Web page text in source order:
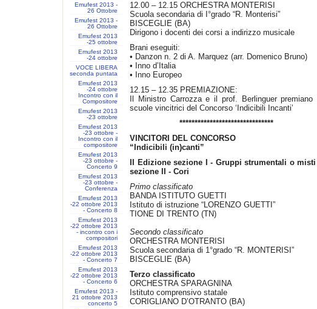
Emufest 2013 -
26 Ottobre
Emufest 2013 -
26 Ottobre
Emufest 2013
-25 ottobre
Emufest 2013
-24 ottobre
VOCE LIBERA
seconda puntata
Emufest 2013
-24 ottobre
Incontro con il
Compositore
Emufest 2013
-23 ottobre
Emufest 2013
-23 ottobre -
Incontro con il
compositore
Emufest 2013
-23 ottobre -
Concerto 9
Emufest 2013
-23 ottobre -
Conferenza
Emufest 2013
-22 ottobre 2013
- Concerto 8
Emufest 2013
-22 ottobre 2013
- incontro con i
compositori
Emufest 2013
-22 ottobre 2013
- Concerto 7
Emufest 2013
-22 ottobre 2013
- Concerto 6
Emufest 2013 -
21 ottobre 2013
concerto 5
12.00 – 12.15 ORCHESTRA MONTERISI
Scuola secondaria di I°grado “R. Monterisi”
BISCEGLIE (BA)
Dirigono i docenti dei corsi a indirizzo musicale
Brani eseguiti:
• Danzon n. 2 di A. Marquez (arr. Domenico Bruno)
• Inno d’Italia
• Inno Europeo
12.15 – 12.35 PREMIAZIONE:
Il Ministro Carrozza e il prof. Berlinguer premiano
scuole vincitrici del Concorso ‘Indicibili Incanti’
*******************************
VINCITORI DEL CONCORSO
“Indicibili (in)canti”
II Edizione sezione I - Gruppi strumentali o
sezione II - Cori
Primo classificato
BANDA ISTITUTO GUETTI
Istituto di istruzione “LORENZO GUETTI”
TIONE DI TRENTO (TN)
Secondo classificato
ORCHESTRA MONTERISI
Scuola secondaria di 1°grado “R. MONTERISI”
BISCEGLIE (BA)
Terzo classificato
ORCHESTRA SPARAGNINA
Istituto comprensivo statale
CORIGLIANO D’OTRANTO (BA)